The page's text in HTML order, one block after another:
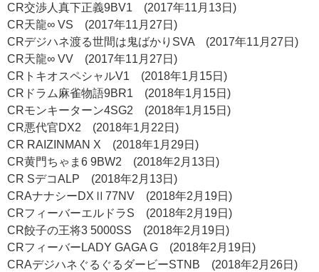
CR交渉人真下正義9BV1 (2017年11月13日)
CR天龍∞ VS (2017年11月27日)
CRデジハネ渡る世間は鬼ばかりSVA (2017年11月27日)
CR天龍∞ VV (2017年11月27日)
CRトキオスペシャルV1 (2018年1月15日)
CRドラム麻雀物語9BR1 (2018年1月15日)
CRモンキーターン4SG2 (2018年1月15日)
CR悪代官DX2 (2018年1月22日)
CR RAIZINMAN X (2018年1月29日)
CR黄門ちゃま6 9BW2 (2018年2月13日)
CR SデコALP (2018年2月13日)
CRAナナシーDXⅡ77NV (2018年2月19日)
CRフィーバーエルドラS (2018年2月19日)
CR餃子の王将3 5000SS (2018年2月19日)
CRフィーバーLADY GAGA G (2018年2月19日)
CRAデジハネぐるぐるダービーSTNB (2018年2月26日)